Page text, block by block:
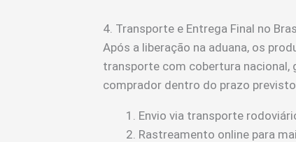
4. Transporte e Entrega Final no
Após a liberação na aduana, os
transporte com cobertura nacional,
comprador dentro do prazo
Envio via transporte
Rastreamento online para